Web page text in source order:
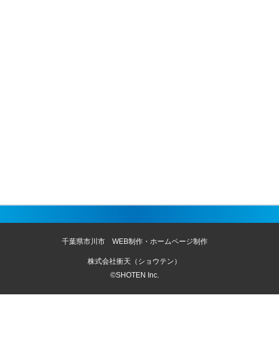
千葉県市川市 WEB制作・ホームページ制作
株式会社衝天（ショウテン）
©SHOTEN Inc.